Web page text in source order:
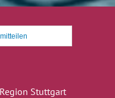
mitteilen
Stuttgart